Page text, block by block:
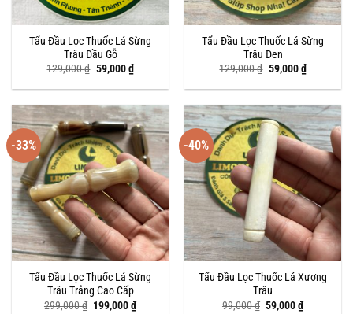
Tẩu Đầu Lọc Thuốc Lá Sừng
Trâu Đầu Gỗ
129,000₫ Giá
gốc
là:
59,000₫Giá
hiện
tại
59,000 ₫.
Tẩu Đầu Lọc Thuốc Lá Sừng
Trâu Đen
129,000₫ Giá
gốc
là:
59,000₫Giá
hiện
tại
59,000 ₫.
-33%
Tẩu Đầu Lọc Thuốc Lá Sừng
Trâu Trắng Cao Cấp
299,000₫ Giá
199,000₫Giá
-40%
Tẩu Đầu Lọc Thuốc Lá Xương
Trâu
99,000₫ Giá
59,000₫Giá